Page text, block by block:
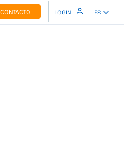
CONTACTO LOGIN ES